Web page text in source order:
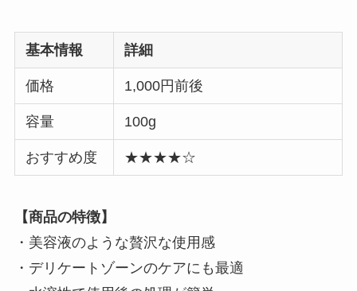
基本情報 詳細
価格 1,000円前後
容量 100g
おすすめ度 ★★★★☆
【商品の特徴】
・美容液のような贅沢な使用感
・デリケートゾーンのケアにも最適